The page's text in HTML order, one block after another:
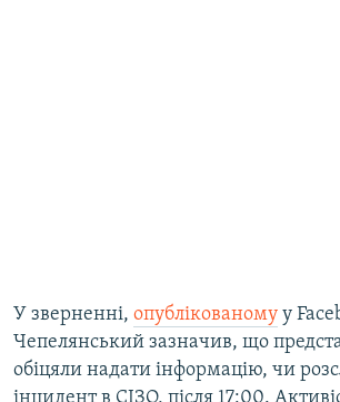
У зверненні, опублікованому у
Чепелянський зазначив, що
обіцяли надати інформацію, чи